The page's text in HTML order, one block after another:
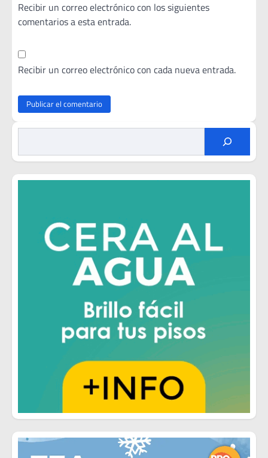
Recibir un correo electrónico con los siguientes
comentarios a esta entrada.
Recibir un correo electrónico con cada nueva entrada.